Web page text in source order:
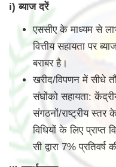
i) ब्याज दरें
एससीए के माध्यम से
वित्तीय सहायता पर
बराबर है।
खरीद/विपणन में सीधे
संघोंको सहायता:
संगठनों/राष्ट्रीय स्तर
विधियों के लिए प्राप्त
सी द्वारा 7%